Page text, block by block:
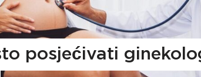
posjećivati